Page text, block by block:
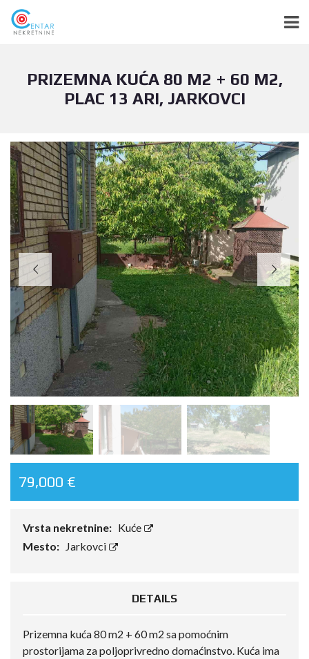
PRIZEMNA KUĆA 80 M2 + 60 M2,
PLAC 13 ARI, JARKOVCI
79,000 €
Vrsta nekretnine: Kuće
Mesto: Jarkovci
DETAILS
Prizemna kuća 80 m2 + 60 m2 sa pomoćnim
prostorijama za poljoprivredno domaćinstvo. Kuća ima